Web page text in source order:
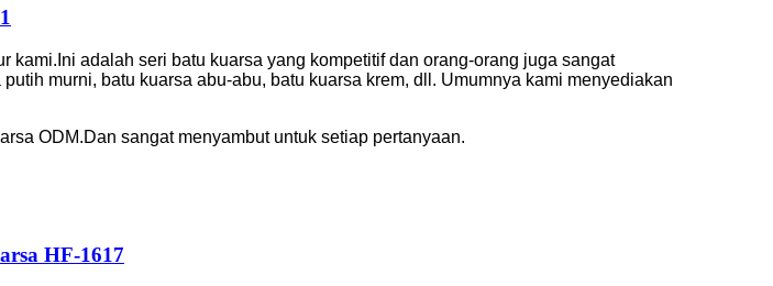
adalah seri batu kuarsa yang kompetitif dan orang-orang juga sangat
murni, batu kuarsa abu-abu, batu kuarsa krem, dll. Umumnya kami menyediakan
ODM.Dan sangat menyambut untuk setiap pertanyaan.
HF-1617